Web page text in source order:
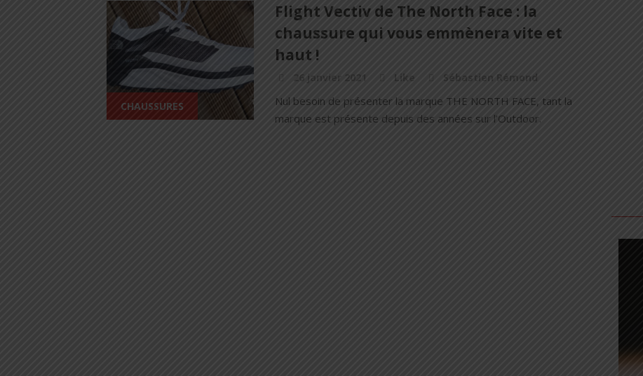
CHAUSSURES
Flight Vectiv de The North Face : la
chaussure qui vous emmènera vite et
haut !
26 janvier 2021 Like Sébastien Rémond
Nul besoin de présenter la marque THE NORTH FACE, tant la
marque est présente depuis des années sur l’Outdoor.